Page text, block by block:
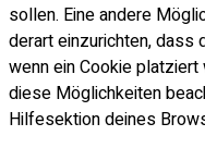
sollen. Eine andere
derart einzurichten, dass
wenn ein Cookie
diese Möglichkeiten
Hilfesektion deines